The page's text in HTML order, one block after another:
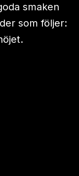
smaken
som följer: